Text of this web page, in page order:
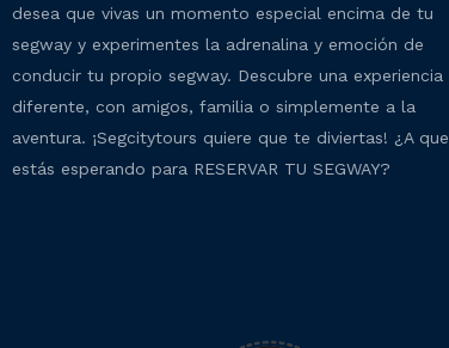
desea que vivas un momento especial encima de tu
segway y experimentes la adrenalina y emoción de
conducir tu propio segway. Descubre una experiencia
diferente, con amigos, familia o simplemente a la
aventura. ¡Segcitytours quiere que te diviertas! ¿A que
estás esperando para RESERVAR TU SEGWAY?